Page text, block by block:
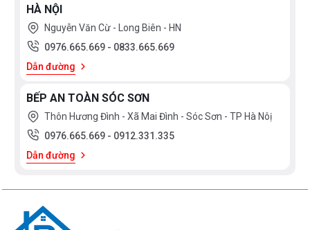
Malaysia
France
Poland
Thailand
Korea
Japan
EU
Spain
China
Việt
Nam
MỹChính
Hãng
>
1000
m3/h
KÍCH
THƯỚC
600
700
800
mm
900
mm
1200
mm
Đặc
Biệt
1000
1100
400mm
450mm
565mm
665mm
thêm
HÀ NỘI
Nguyễn Văn Cừ - Long Biên - HN
0976.665.669 - 0833.665.669
Dẫn đường
BẾP AN TOÀN SÓC SƠN
Thôn Hương Đình - Xã Mai Đình - Sóc Sơn - TP Hà Nôị
0976.665.669 - 0912.331.335
Dẫn đường